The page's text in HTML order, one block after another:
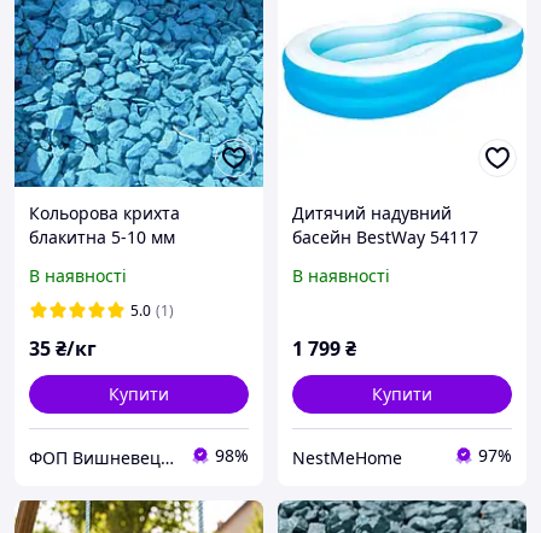
Кольорова крихта
блакитна 5-10 мм
В наявності
5.0 (1)
35₴/кг
Купити
ФОП Вишневецька Ольга Вячеславівна 98%
Дитячий надувний
басейн BestWay 54117
157 х 46 см) просторий
В наявності
1 799₴
Купити
NestMeHome 97%